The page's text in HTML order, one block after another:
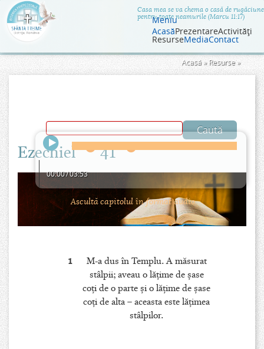
Jump to navigationCasa mea se va chema o casă de rugăciune
pentru toate neamurile (Marcu 11:17)
Meniu
AcasăPrezentareActivităţi
ResurseMediaContact
Eşti
aici
Acasă » Resurse»
Ezechiel 41
00:00/03:53
Ascultă capitolul în format audio.
1
M-a dus în Templu. A măsurat
stâlpii; aveau o lăţime de şase
coţi de o parte şi o lăţime de şase
coţi de alta – aceasta este lăţimea
stâlpilor.